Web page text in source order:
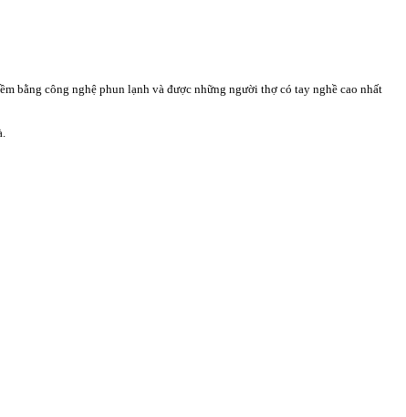
bằng công nghệ phun lạnh và được những người thợ có tay nghề cao nhất